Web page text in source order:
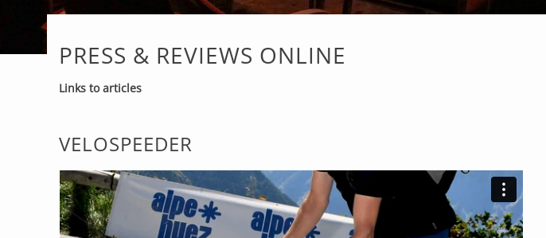
PRESS & REVIEWS ONLINE
Links to articles
VELOSPEEDER